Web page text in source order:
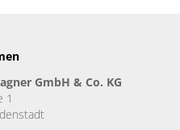
GmbH & Co. KG
1